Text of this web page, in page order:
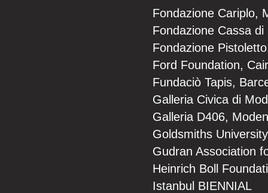
Fondazione Cariplo,
Fondazione Cassa
Fondazione
Ford Foundation,
Fundaciò Tapis,
Galleria Civica di
Galleria D406,
Goldsmiths
Gudran Association
Heinrich Boll
Istanbul BIENNIAL